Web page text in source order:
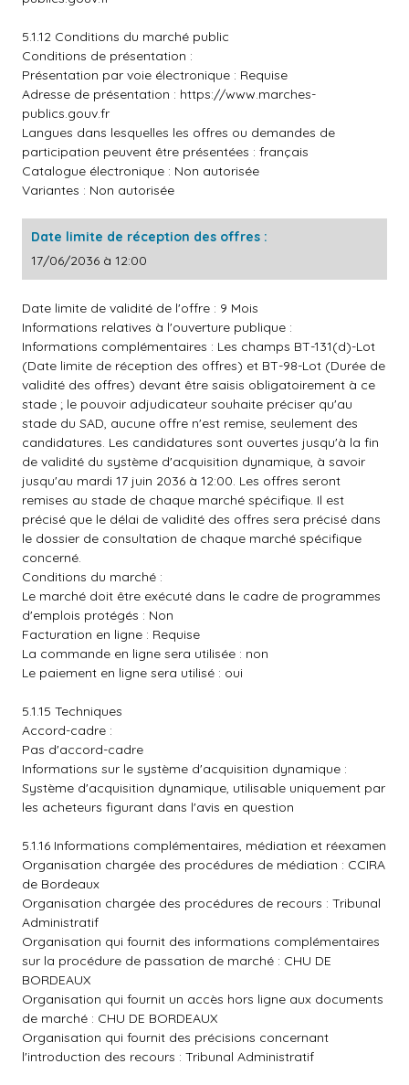
5.1.12 Conditions du marché public
Conditions de présentation :
Présentation par voie électronique : Requise
Adresse de présentation : https://www.marches-
publics.gouv.fr
Langues dans lesquelles les offres ou demandes de
participation peuvent être présentées : français
Catalogue électronique : Non autorisée
Variantes : Non autorisée
Date limite de réception des offres :
17/06/2036 à 12:00
Date limite de validité de l'offre : 9 Mois
Informations relatives à l'ouverture publique :
Informations complémentaires : Les champs BT-131(d)-Lot
(Date limite de réception des offres) et BT-98-Lot (Durée de
validité des offres) devant être saisis obligatoirement à ce
stade ; le pouvoir adjudicateur souhaite préciser qu'au
stade du SAD, aucune offre n'est remise, seulement des
candidatures. Les candidatures sont ouvertes jusqu'à la fin
de validité du système d'acquisition dynamique, à savoir
jusqu'au mardi 17 juin 2036 à 12:00. Les offres seront
remises au stade de chaque marché spécifique. Il est
précisé que le délai de validité des offres sera précisé dans
le dossier de consultation de chaque marché spécifique
concerné.
Conditions du marché :
Le marché doit être exécuté dans le cadre de programmes
d'emplois protégés : Non
Facturation en ligne : Requise
La commande en ligne sera utilisée : non
Le paiement en ligne sera utilisé : oui
5.1.15 Techniques
Accord-cadre :
Pas d'accord-cadre
Informations sur le système d'acquisition dynamique :
Système d'acquisition dynamique, utilisable uniquement par
les acheteurs figurant dans l'avis en question
5.1.16 Informations complémentaires, médiation et réexamen
Organisation chargée des procédures de médiation : CCIRA
de Bordeaux
Organisation chargée des procédures de recours : Tribunal
Administratif
Organisation qui fournit des informations complémentaires
sur la procédure de passation de marché : CHU DE
BORDEAUX
Organisation qui fournit un accès hors ligne aux documents
de marché : CHU DE BORDEAUX
Organisation qui fournit des précisions concernant
l'introduction des recours : Tribunal Administratif